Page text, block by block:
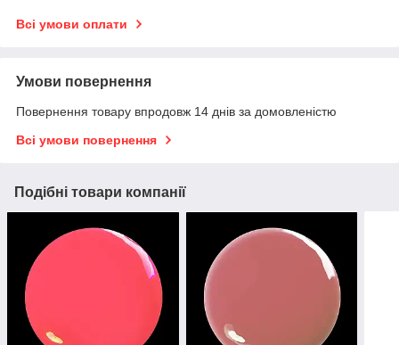
Всі умови оплати
Умови повернення
Повернення товару впродовж 14 днів за домовленістю
Всі умови повернення
Подібні товари компанії